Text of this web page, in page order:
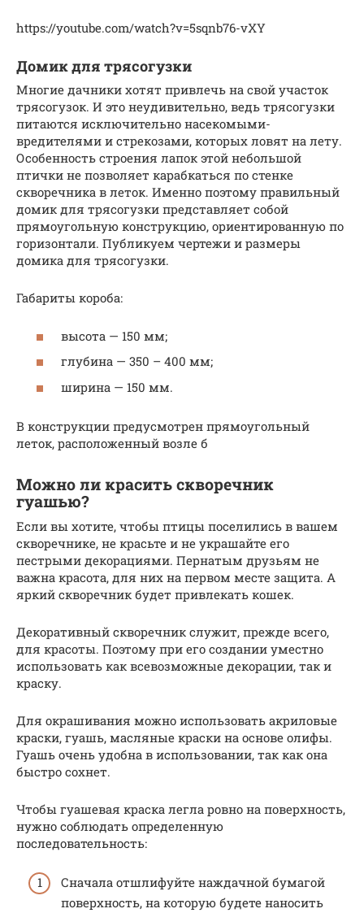
https://youtube.com/watch?v=5sqnb76-vXY
Домик для трясогузки
Многие дачники хотят привлечь на свой участок
трясогузок. И это неудивительно, ведь трясогузки
питаются исключительно насекомыми-
вредителями и стрекозами, которых ловят на лету.
Особенность строения лапок этой небольшой
птички не позволяет карабкаться по стенке
скворечника в леток. Именно поэтому правильный
домик для трясогузки представляет собой
прямоугольную конструкцию, ориентированную по
горизонтали. Публикуем чертежи и размеры
домика для трясогузки.
Габариты короба:
высота — 150 мм;
глубина — 350 – 400 мм;
ширина — 150 мм.
В конструкции предусмотрен прямоугольный
леток, расположенный возле б
Можно ли красить скворечник
гуашью?
Если вы хотите, чтобы птицы поселились в вашем
скворечнике, не красьте и не украшайте его
пестрыми декорациями. Пернатым друзьям не
важна красота, для них на первом месте защита. А
яркий скворечник будет привлекать кошек.
Декоративный скворечник служит, прежде всего,
для красоты. Поэтому при его создании уместно
использовать как всевозможные декорации, так и
краску.
Для окрашивания можно использовать акриловые
краски, гуашь, масляные краски на основе олифы.
Гуашь очень удобна в использовании, так как она
быстро сохнет.
Чтобы гуашевая краска легла ровно на поверхность,
нужно соблюдать определенную
последовательность:
Сначала отшлифуйте наждачной бумагой
поверхность, на которую будете наносить